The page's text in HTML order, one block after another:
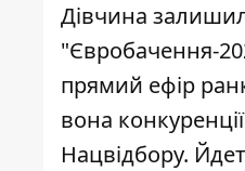
Дівчина
"Євробачення-
прямий ефір
вона
Нацвідбору.